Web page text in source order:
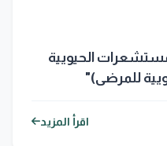
الحيويية
للمرضى)"
اقرأ المزيد